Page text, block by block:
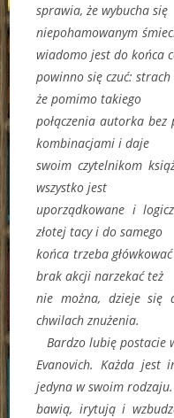
sprawia, że wybucha się
niepohamowanym
wiadomo jest do końca
powinno się czuć:
że pomimo takiego
połączenia autorka
kombinacjami i daje
swoim czytelnikom
wszystko jest
uporządkowane i
złotej tacy i do samego
końca trzeba
brak akcji narzekać też
nie można, dzieje się
chwilach znużenia.
Bardzo lubię postacie
Evanovich. Każda jest
jedyna w swoim
bawią, irytują i